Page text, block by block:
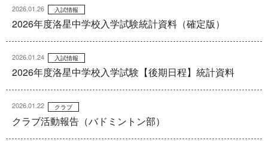
2026.01.26 入試情報
2026年度洛星中学校入学試験統計資料（確定版）
2026.01.24 入試情報
2026年度洛星中学校入学試験【後期日程】統計資料
2026.01.22 クラブ
クラブ活動報告（バドミントン部）